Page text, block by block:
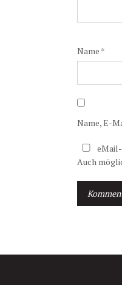
Name *
Name, E-
Auch
t